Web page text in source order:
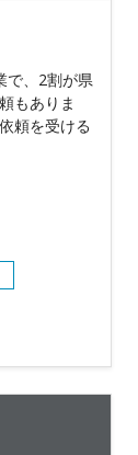
で、2割が県
もありま
頼を受ける